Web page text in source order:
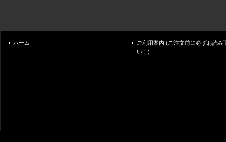
ホーム
ご利用案内 (ご注文前に必ずお読み
い！)